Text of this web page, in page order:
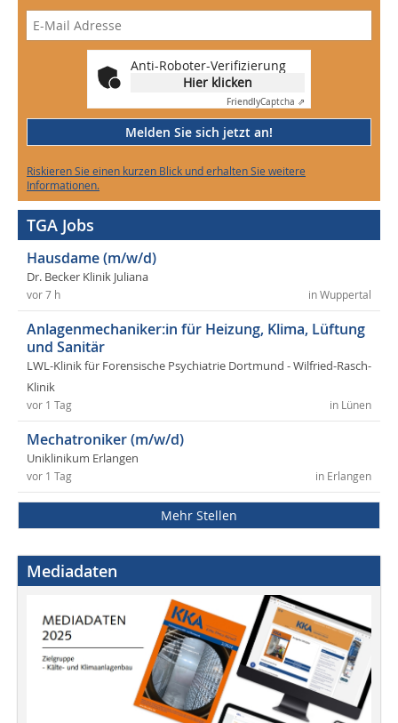
Anti-Roboter-Verifizierung
Hier klicken
FriendlyCaptcha ⇗
Melden Sie sich jetzt an!
Riskieren Sie einen kurzen Blick und erhalten Sie weitere
Informationen.
TGA Jobs
Hausdame (m/w/d)
Dr. Becker Klinik Juliana
in Wuppertal
vor 7 h
Anlagenmechaniker:in für Heizung, Klima, Lüftung
und Sanitär
LWL-Klinik für Forensische Psychiatrie Dortmund - Wilfried-Rasch-
Klinik
in Lünen
vor 1 Tag
Mechatroniker (m/w/d)
Uniklinikum Erlangen
in Erlangen
vor 1 Tag
Mehr Stellen
Mediadaten